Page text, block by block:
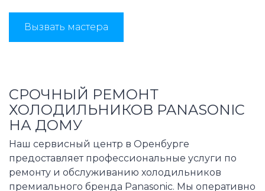
Вызвать мастера
СРОЧНЫЙ РЕМОНТ
ХОЛОДИЛЬНИКОВ PANASONIC
НА ДОМУ
Наш сервисный центр в Оренбурге
предоставляет профессиональные услуги по
ремонту и обслуживанию холодильников
премиального бренда Panasonic. Мы оперативно